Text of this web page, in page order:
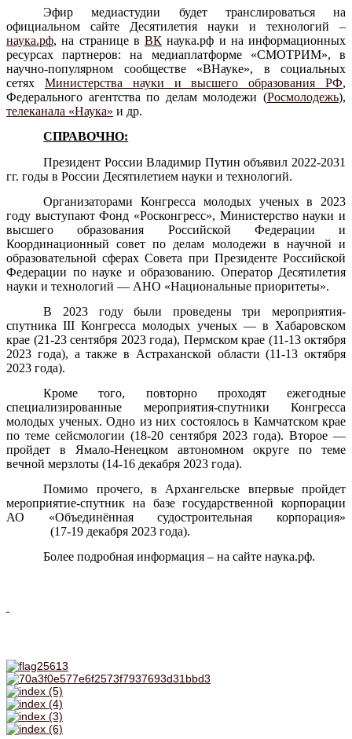
Эфир медиастудии будет транслироваться на
официальном сайте Десятилетия науки и технологий –
наука.рф, на странице в ВК наука.рф и на информационных
ресурсах партнеров:на медиаплатформе «СМОТРИМ», в
научно-популярном сообществе «ВНауке», в социальных
сетях Министерства науки и высшего образования РФ,
Федерального агентства по делам молодежи (Росмолодежь),
телеканала «Наука» и др.
СПРАВОЧНО:
Президент России Владимир Путин объявил 2022-2031
гг. годы в России Десятилетием науки и технологий.
Организаторами Конгресса молодых ученых в 2023
году выступают Фонд «Росконгресс», Министерство науки и
высшего образования Российской Федерации и
Координационный совет по делам молодежи в научной и
образовательной сферах Совета при Президенте Российской
Федерации по науке и образованию. Оператор Десятилетия
науки и технологий — АНО «Национальные приоритеты».
В 2023 году были проведены три мероприятия-
спутника III Конгресса молодых ученых — в Хабаровском
крае (21-23 сентября 2023 года), Пермском крае (11-13 октября
2023 года), а также в Астраханской области (11-13 октября
2023 года).
Кроме того, повторно проходят ежегодные
специализированные мероприятия-спутники Конгресса
молодых ученых. Одно из них состоялось в Камчатском крае
по теме сейсмологии (18-20 сентября 2023 года). Второе —
пройдет в Ямало-Ненецком автономном округе по теме
вечной мерзлоты (14-16 декабря 2023 года).
Помимо прочего, в Архангельске впервые пройдет
мероприятие-спутник на базе государственной корпорации
АО «Объединённая судостроительная корпорация»
(17-19 декабря 2023 года).
Более подробная информация – на сайте наука.рф.